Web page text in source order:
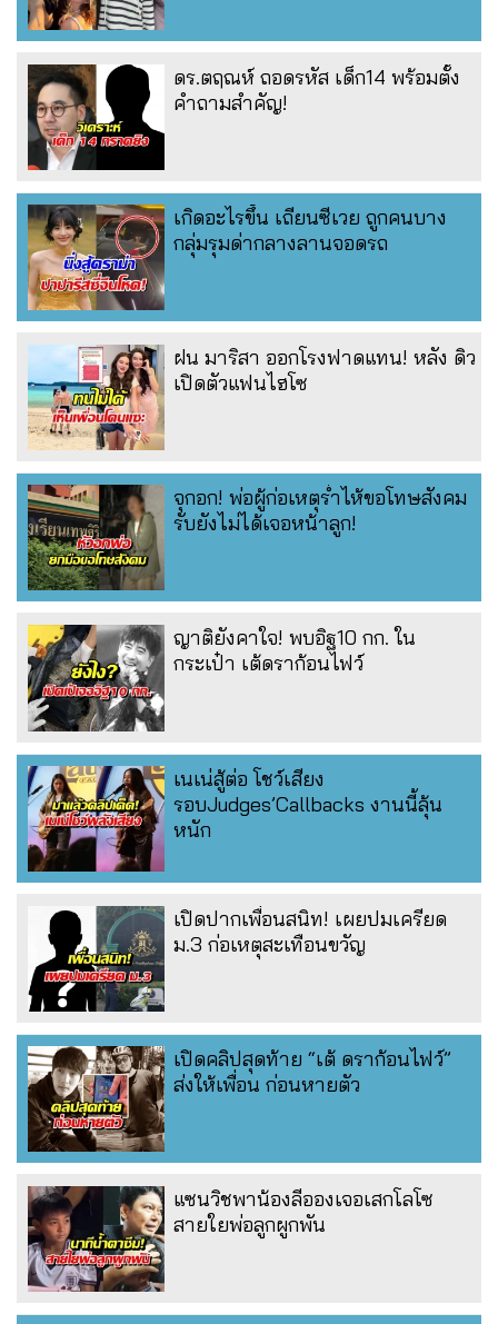
ดร.ตฤณห์ ถอดรหัส เด็ก14 พร้อมตั้ง
คำถามสำคัญ!
เกิดอะไรขึ้น เถียนซีเวย ถูกคนบาง
กลุ่มรุมด่ากลางลานจอดรถ
ฝน มาริสา ออกโรงฟาดแทน! หลัง ดิว
เปิดตัวแฟนไฮโซ
จุกอก! พ่อผู้ก่อเหตุร่ำไห้ขอโทษสังคม
รับยังไม่ได้เจอหน้าลูก!
ญาติยังคาใจ! พบอิฐ10 กก. ใน
กระเป๋า เต้ดราก้อนไฟว์
เนเน่สู้ต่อ โชว์เสียง
รอบJudges’Callbacks งานนี้ลุ้น
หนัก
เปิดปากเพื่อนสนิท! เผยปมเครียด
ม.3 ก่อเหตุสะเทือนขวัญ
เปิดคลิปสุดท้าย “เต้ ดราก้อนไฟว์”
ส่งให้เพื่อน ก่อนหายตัว
แซนวิชพาน้องลีอองเจอเสกโลโซ
สายใยพ่อลูกผูกพัน